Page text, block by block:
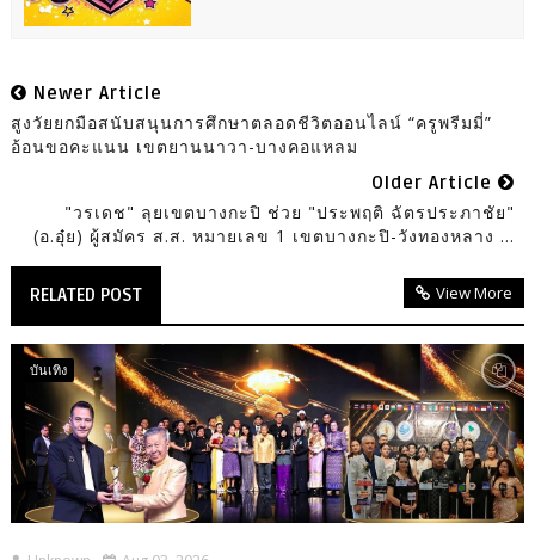
Newer Article
สูงวัยยกมือสนับสนุนการศึกษาตลอดชีวิตออนไลน์ “ครูพรีมมี่”
อ้อนขอคะแนน เขตยานนาวา-บางคอแหลม
Older Article
"วรเดช" ลุยเขตบางกะปิ ช่วย "ประพฤติ ฉัตรประภาชัย"
(อ.อุ๋ย) ผู้สมัคร ส.ส. หมายเลข 1 เขตบางกะปิ-วังทองหลาง ...
RELATED POST View More
บันเทิง